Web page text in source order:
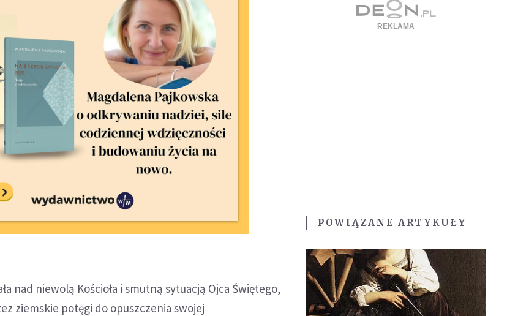
nad niewolą Kościoła i smutną sytuacją Ojca Świętego,
ziemskie potęgi do opuszczenia swojej
POWIĄZANE ARTYKUŁY